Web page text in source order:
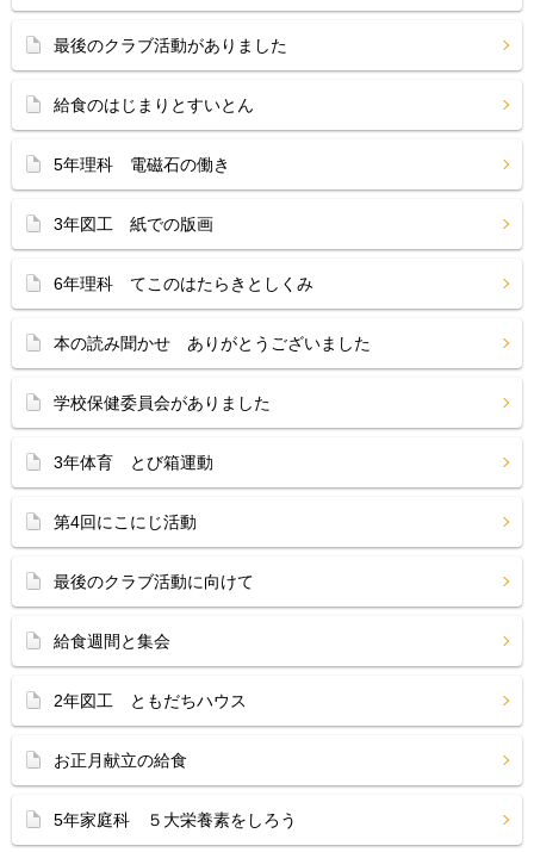
最後のクラブ活動がありました
給食のはじまりとすいとん
5年理科 電磁石の働き
3年図工 紙での版画
6年理科 てこのはたらきとしくみ
本の読み聞かせ ありがとうございました
学校保健委員会がありました
3年体育 とび箱運動
第4回にこにじ活動
最後のクラブ活動に向けて
給食週間と集会
2年図工 ともだちハウス
お正月献立の給食
5年家庭科 ５大栄養素をしろう